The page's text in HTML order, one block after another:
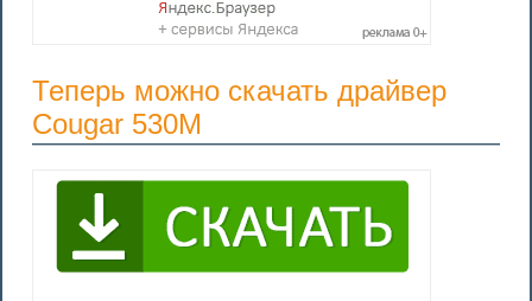
Теперь можно скачать драйвер
Cougar 530M